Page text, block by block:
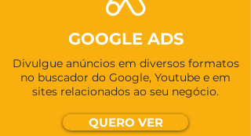
GOOGLE ADS
Divulgue anúncios em diversos formatos
no buscador do Google, Youtube e em
sites relacionados ao seu negócio.
QUERO VER